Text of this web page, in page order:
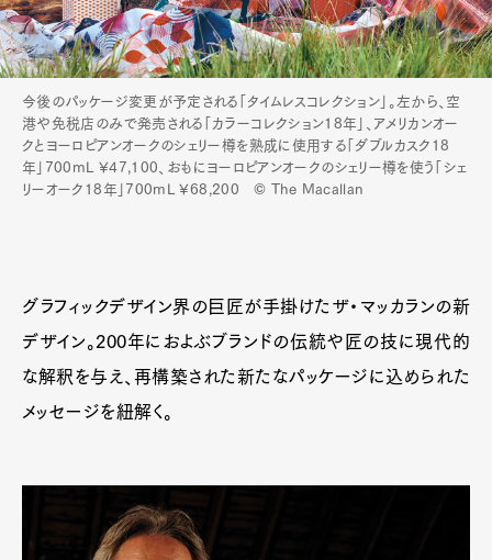
今後のパッケージ変更が予定される「タイムレスコレクション」。左から、空
港や免税店のみで発売される「カラーコレクション18年」、アメリカンオー
クとヨーロピアンオークのシェリー樽を熟成に使用する「ダブルカスク18
年」700mL ¥47,100、おもにヨーロピアンオークのシェリー樽を使う「シェ
リーオーク18年」700mL ¥68,200 © The Macallan
グラフィックデザイン界の巨匠が手掛けたザ・マッカランの新
デザイン。200年におよぶブランドの伝統や匠の技に現代的
な解釈を与え、再構築された新たなパッケージに込められた
メッセージを紐解く。